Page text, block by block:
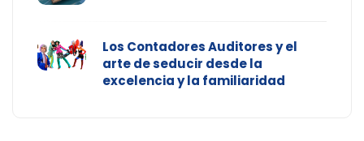
Los Contadores Auditores y el
arte de seducir desde la
excelencia y la familiaridad